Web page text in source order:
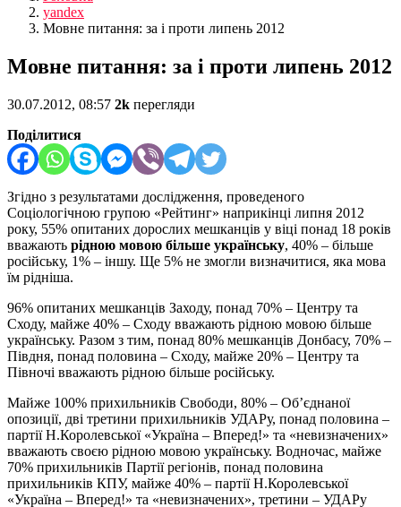
yandex
Мовне питання: за і проти липень 2012
Мовне питання: за і проти липень 2012
30.07.2012, 08:57 2k перегляди
Поділитися
Згідно з результатами дослідження, проведеного
Соціологічною групою «Рейтинг» наприкінці липня 2012
року, 55% опитаних дорослих мешканців у віці понад 18 років
вважають рідною мовою більше українську, 40% – більше
російську, 1% – іншу. Ще 5% не змогли визначитися, яка мова
їм рідніша.
96% опитаних мешканців Заходу, понад 70% – Центру та
Сходу, майже 40% – Сходу вважають рідною мовою більше
українську. Разом з тим, понад 80% мешканців Донбасу, 70% –
Півдня, понад половина – Сходу, майже 20% – Центру та
Півночі вважають рідною більше російську.
Майже 100% прихильників Свободи, 80% – Об’єднаної
опозиції, дві третини прихильників УДАРу, понад половина –
партії Н.Королевської «Україна – Вперед!» та «невизначених»
вважають своєю рідною мовою українську. Водночас, майже
70% прихильників Партії регіонів, понад половина
прихильників КПУ, майже 40% – партії Н.Королевської
«Україна – Вперед!» та «невизначених», третини – УДАРу